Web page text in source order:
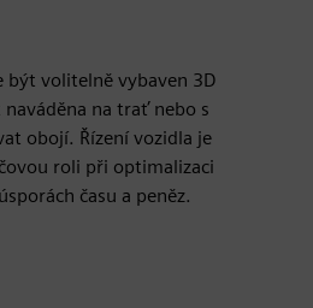
být volitelně vybaven 3D
na trať nebo s
obojí. Řízení vozidla je
roli při optimalizaci
času a peněz.